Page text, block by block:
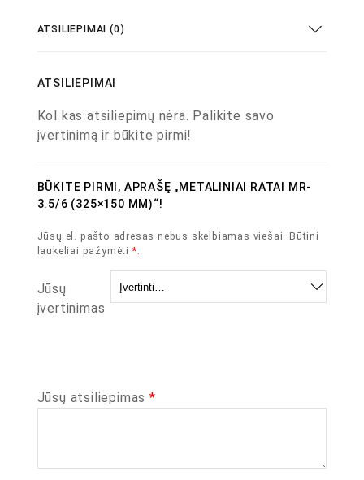
ATSILIEPIMAI (0)
ATSILIEPIMAI
Kol kas atsiliepimų nėra. Palikite savo
įvertinimą ir būkite pirmi!
BŪKITE PIRMI, APRAŠĘ „METALINIAI RATAI MR-
3.5/6 (325×150 MM)“!
Jūsų el. pašto adresas nebus skelbiamas viešai. Būtini
laukeliai pažymėti *.
Jūsų
įvertinimas
Jūsų atsiliepimas *